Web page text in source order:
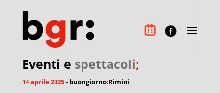
Eventi e spettacoli;
14 aprile 2025- buongiorno:Rimini